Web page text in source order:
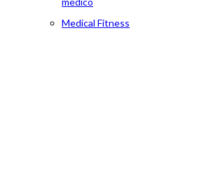
Medical Fitness